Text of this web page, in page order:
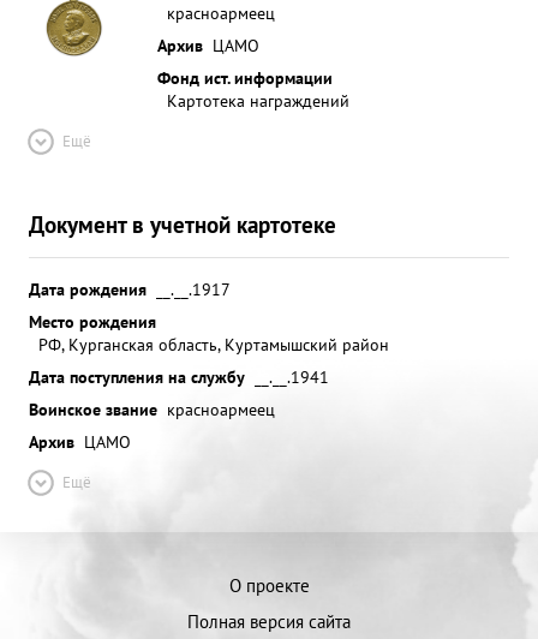
красноармеец
Архив ЦАМО
Фонд ист. информации
Картотека награждений
Ещё
Документ в учетной картотеке
Дата рождения
__.__.1917
Место рождения
РФ, Курганская область, Куртамышский район
Дата поступления на службу
__.__.1941
Воинское звание красноармеец
Архив ЦАМО
Ещё
О проекте
Полная версия сайта